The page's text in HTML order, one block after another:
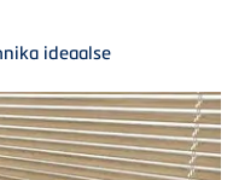
ideaalse